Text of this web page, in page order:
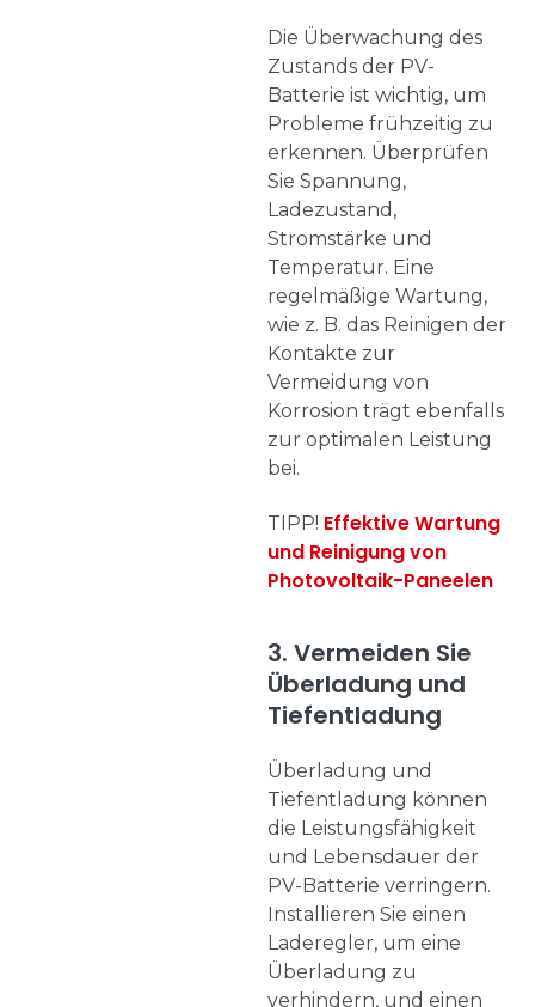
Die Überwachung des
Zustands der PV-
Batterie ist wichtig, um
Probleme frühzeitig zu
erkennen. Überprüfen
Sie Spannung,
Ladezustand,
Stromstärke und
Temperatur. Eine
regelmäßige Wartung,
wie z. B. das Reinigen der
Kontakte zur
Vermeidung von
Korrosion trägt ebenfalls
zur optimalen Leistung
bei.
TIPP! Effektive Wartung
und Reinigung von
Photovoltaik-Paneelen
3. Vermeiden Sie
Überladung und
Tiefentladung
Überladung und
Tiefentladung können
die Leistungsfähigkeit
und Lebensdauer der
PV-Batterie verringern.
Installieren Sie einen
Laderegler, um eine
Überladung zu
verhindern, und einen